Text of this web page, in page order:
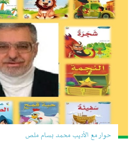
حوار مع الأديب محمد بسام ملص